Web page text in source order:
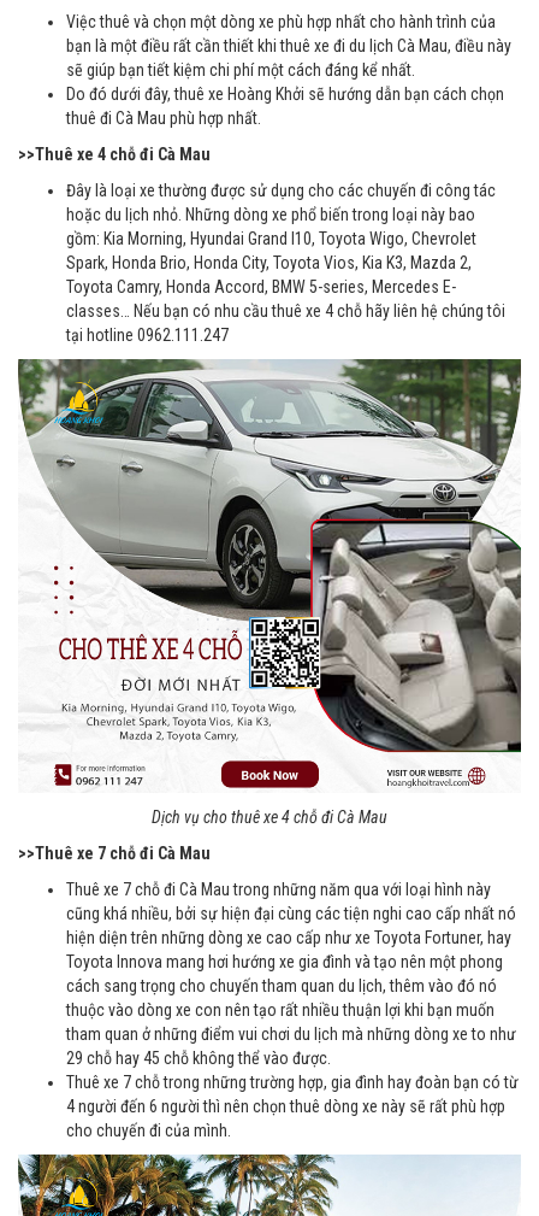
Việc thuê và chọn một dòng xe phù hợp nhất cho hành trình của
bạn là một điều rất cần thiết khi thuê xe đi du lịch Cà Mau, điều này
sẽ giúp bạn tiết kiệm chi phí một cách đáng kể nhất.
Do đó dưới đây, thuê xe Hoàng Khởi sẽ hướng dẫn bạn cách chọn
thuê đi Cà Mau phù hợp nhất.
>>Thuê xe 4 chỗ đi Cà Mau
Đây là loại xe thường được sử dụng cho các chuyến đi công tác
hoặc du lịch nhỏ. Những dòng xe phổ biến trong loại này bao
gồm: Kia Morning, Hyundai Grand I10, Toyota Wigo, Chevrolet
Spark, Honda Brio, Honda City, Toyota Vios, Kia K3, Mazda 2,
Toyota Camry, Honda Accord, BMW 5-series, Mercedes E-
classes… Nếu bạn có nhu cầu thuê xe 4 chỗ hãy liên hệ chúng tôi
tại hotline 0962.111.247
Dịch vụ cho thuê xe 4 chỗ đi Cà Mau
>>Thuê xe 7 chỗ đi Cà Mau
Thuê xe 7 chỗ đi Cà Mau trong những năm qua với loại hình này
cũng khá nhiều, bởi sự hiện đại cùng các tiện nghi cao cấp nhất nó
hiện diện trên những dòng xe cao cấp như xe Toyota Fortuner, hay
Toyota Innova mang hơi hướng xe gia đình và tạo nên một phong
cách sang trọng cho chuyến tham quan du lịch, thêm vào đó nó
thuộc vào dòng xe con nên tạo rất nhiều thuận lợi khi bạn muốn
tham quan ở những điểm vui chơi du lịch mà những dòng xe to như
29 chỗ hay 45 chỗ không thể vào được.
Thuê xe 7 chỗ trong những trường hợp, gia đình hay đoàn bạn có từ
4 người đến 6 người thì nên chọn thuê dòng xe này sẽ rất phù hợp
cho chuyến đi của mình.